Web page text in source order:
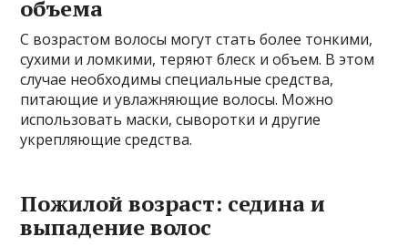
объема
С возрастом волосы могут стать более тонкими,
сухими и ломкими, теряют блеск и объем. В этом
случае необходимы специальные средства,
питающие и увлажняющие волосы. Можно
использовать маски, сыворотки и другие
укрепляющие средства.
Пожилой возраст: седина и
выпадение волос